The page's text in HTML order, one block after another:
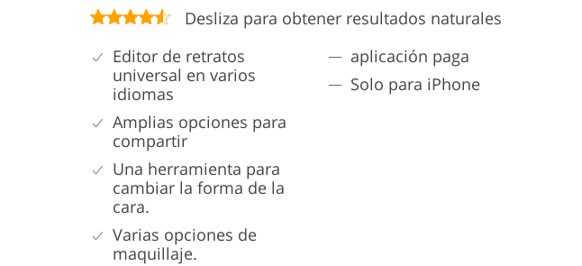
Desliza para obtener resultados naturales
Editor de retratos
universal en varios
idiomas
Amplias opciones para
compartir
Una herramienta para
cambiar la forma de la
cara.
Varias opciones de
maquillaje.
aplicación paga
Solo para iPhone